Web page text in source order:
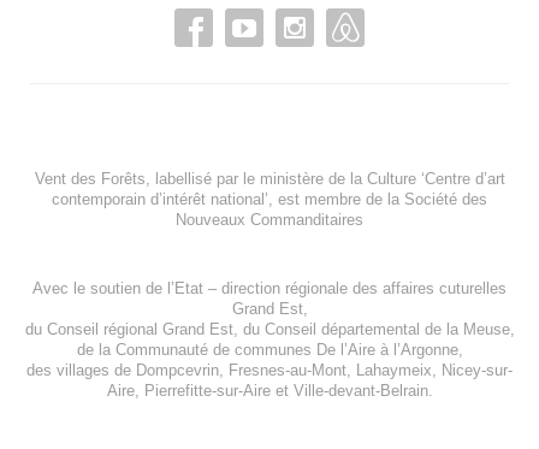
Vent des Forêts, labellisé par le ministère de la Culture ‘Centre d’art
contemporain d’intérêt national’, est membre de la Société des
Nouveaux Commanditaires
Avec le soutien de l’ Etat – direction régionale des affaires cuturelles
Grand Est,
du Conseil régional Grand Est, du Conseil départemental de la Meuse,
de la Communauté de communes De l’Aire à l’Argonne,
des villages de Dompcevrin, Fresnes-au-Mont, Lahaymeix, Nicey-sur-
Aire, Pierrefitte-sur-Aireet Ville-devant-Belrain.